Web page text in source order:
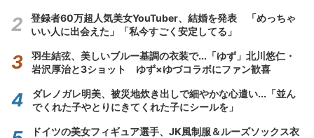
登録者60万超人気美女YouTuber、結婚を発表 「めっちゃ
いい人に出会えた」「私今すごく安定してる」
羽生結弦、美しいブルー基調の衣装で...「ゆず」北川悠仁・
岩沢厚治と3ショット ゆず×ゆづコラボにファン歓喜
ダレノガレ明美、被災地炊き出しで細やかな心遣い...「並ん
でくれた子やとりにきてくれた子にシールを」
ドイツの美女フィギュア選手、JK風制服＆ルーズソックス衣